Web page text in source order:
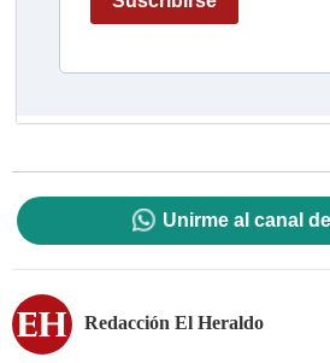
Unirme al canal
Redacción El Heraldo